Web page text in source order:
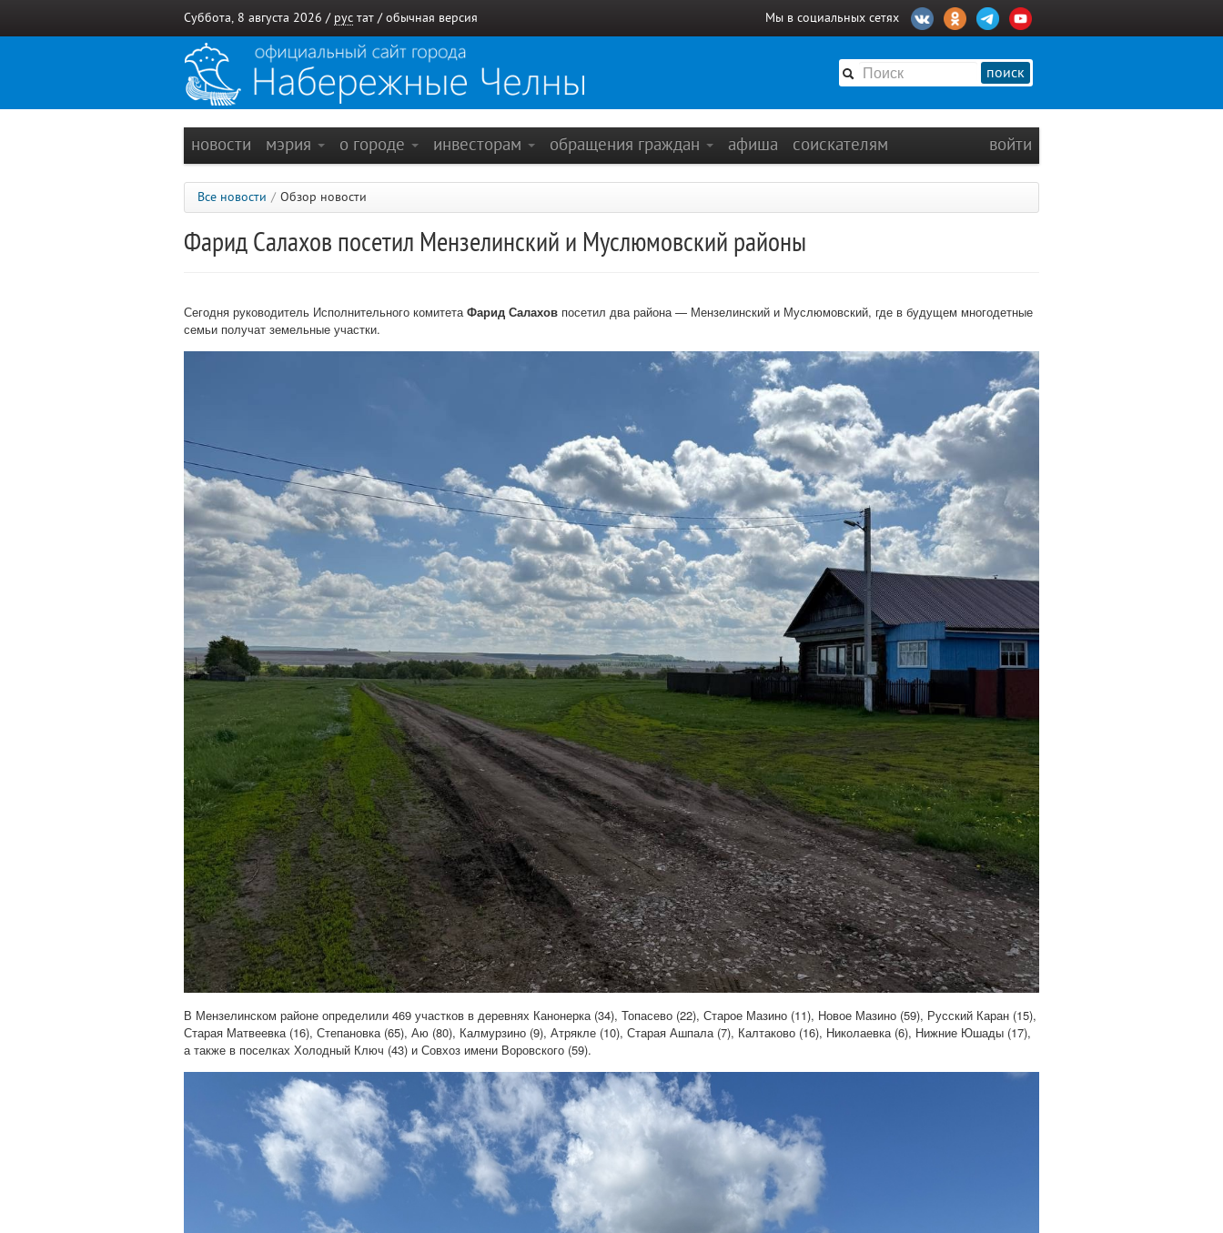
Суббота, 8 августа 2026 / рус тат / обычная версия Мы в социальных сетях
поиск
новости мэрия о городе инвесторам обращения граждан афиша соискателям войти
Все новости / Обзор новости
Фарид Салахов посетил Мензелинский и Муслюмовский районы
Сегодня руководитель Исполнительного комитетаФарид Салахов посетил два района — Мензелинский и Муслюмовский, где в будущем многодетные
семьи получат земельные участки.
В Мензелинском районе определили 469 участков в деревнях Канонерка (34), Топасево (22), Старое Мазино (11), Новое Мазино (59), Русский Каран (15),
Старая Матвеевка (16), Степановка (65), Аю (80), Калмурзино (9), Атрякле (10), Старая Ашпала (7), Калтаково (16), Николаевка (6), Нижние Юшады (17),
а также в поселках Холодный Ключ (43) и Совхоз имени Воровского (59).